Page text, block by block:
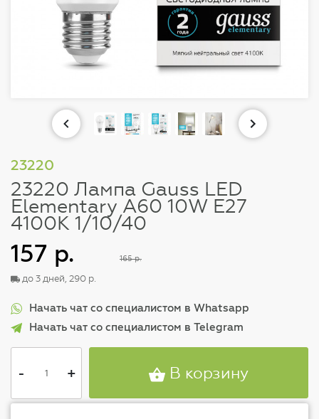
23220
23220 Лампа Gauss LED
Elementary A60 10W E27
4100K 1/10/40
157 р. 165 р.
до 3 дней, 290 р.
Начать чат со специалистом в Whatsapp
Начать чат со специалистом в Telegram
- + В корзину